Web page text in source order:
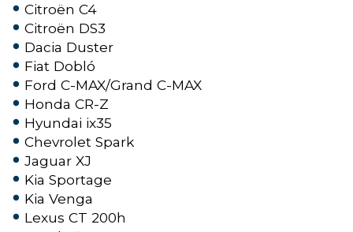
Citroën C4
Citroën DS3
Dacia Duster
Fiat Dobló
Ford C-MAX/Grand C-MAX
Honda CR-Z
Hyundai ix35
Chevrolet Spark
Jaguar XJ
Kia Sportage
Kia Venga
Lexus CT 200h